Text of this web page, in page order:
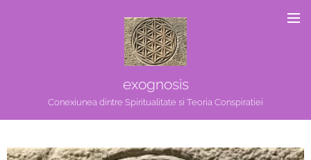
exognosis
Conexiunea dintre Spiritualitate si Teoria Conspiratiei